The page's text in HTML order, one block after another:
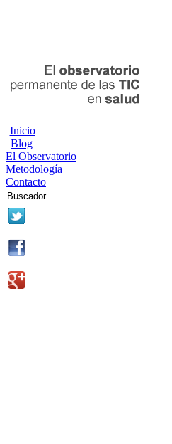
Inicio
Blog
El Observatorio
Metodología
Contacto